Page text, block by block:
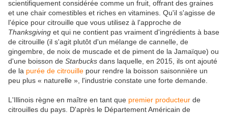
scientifiquement considérée comme un fruit, offrant des graines
et une chair comestibles et riches en vitamines. Qu'il s'agisse de
l'épice pour citrouille que vous utilisez à l'approche de
Thanksgiving et qui ne contient pas vraiment d'ingrédients à base
de citrouille (il s'agit plutôt d'un mélange de cannelle, de
gingembre, de noix de muscade et de piment de la Jamaïque) ou
d'une boisson de Starbucks dans laquelle, en 2015, ils ont ajouté
de la purée de citrouille pour rendre la boisson saisonnière un
peu plus « naturelle », l'industrie constate une forte demande.
L'Illinois règne en maître en tant que premier producteur de
citrouilles du pays. D'après le Département Américain de